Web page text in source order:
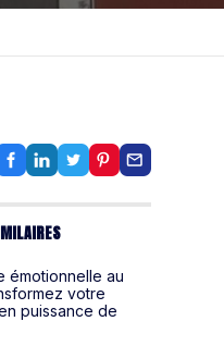
émotionnelle au
votre
puissance de